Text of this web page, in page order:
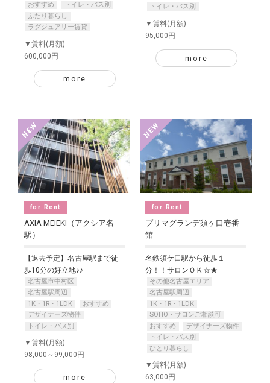
おすすめ
トイレ・バス別
ふたり暮らし
ラグジュアリー賃貸
▼賃料(月額)
600,000円
more
トイレ・バス別
▼賃料(月額)
95,000円
more
for Rent
AXIA MEIEKI（アクシア名
駅）
【退去予定】名古屋駅まで徒
歩10分の好立地♪♪
名古屋市中村区
名古屋駅周辺
1K・1R・1LDK
おすすめ
デザイナーズ物件
トイレ・バス別
▼賃料(月額)
98,000～99,000円
more
for Rent
プリマグランデ須ヶ口壱番
館
名鉄須ケ口駅から徒歩１
分！！サロンＯＫ☆★
その他名古屋エリア
名古屋駅周辺
1K・1R・1LDK
SOHO・サロンご相談可
おすすめ
デザイナーズ物件
トイレ・バス別
ひとり暮らし
▼賃料(月額)
63,000円